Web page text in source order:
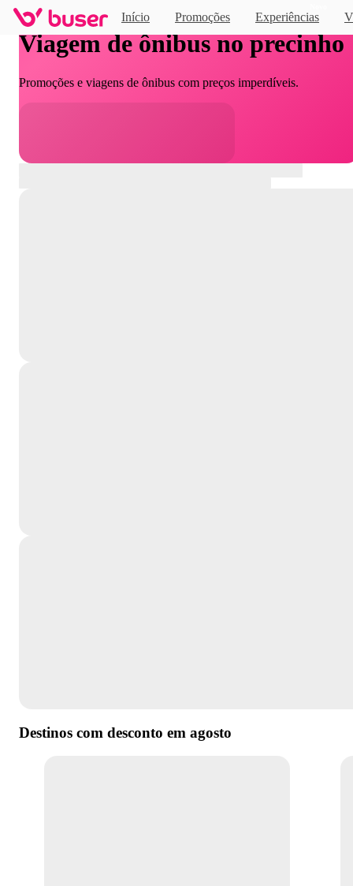
Início Promoções Experiências
Viagem de ônibus no precinho
Promoções e viagens de ônibus com preços imperdíveis.
Destinos com desconto em agosto